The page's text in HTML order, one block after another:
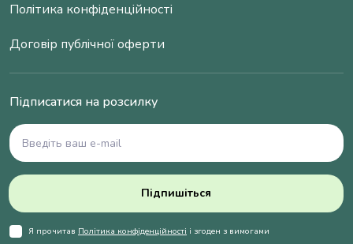
Політика конфіденційності
Договір публічної оферти
Підписатися на розсилку
Підпишіться
Я прочитав Політика конфіденційності і згоден з вимогами